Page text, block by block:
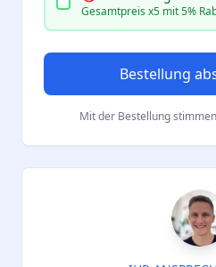
Gesamtpreis x5 mit 5%
Bestellung
Mit der Bestellung